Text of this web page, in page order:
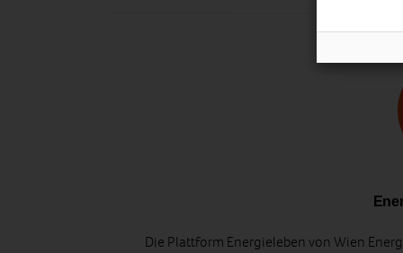
Die Plattform Energieleben von Wien